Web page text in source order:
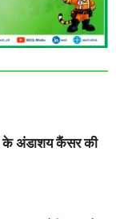
के अंडाशय कैंसर की